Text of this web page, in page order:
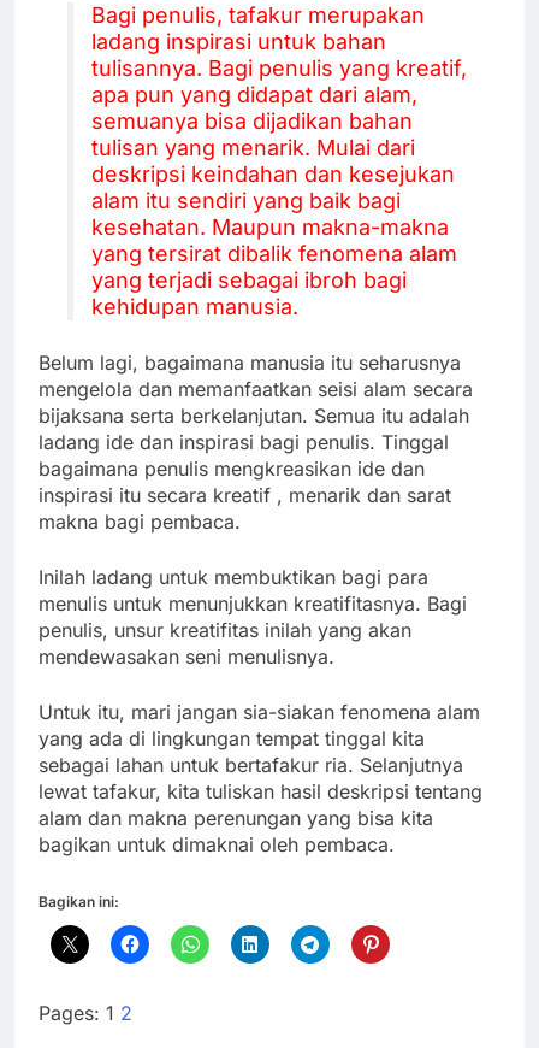
Bagi penulis, tafakur merupakan
ladang inspirasi untuk bahan
tulisannya. Bagi penulis yang kreatif,
apa pun yang didapat dari alam,
semuanya bisa dijadikan bahan
tulisan yang menarik. Mulai dari
deskripsi keindahan dan kesejukan
alam itu sendiri yang baik bagi
kesehatan. Maupun makna-makna
yang tersirat dibalik fenomena alam
yang terjadi sebagai ibroh bagi
kehidupan manusia.
Belum lagi, bagaimana manusia itu seharusnya
mengelola dan memanfaatkan seisi alam secara
bijaksana serta berkelanjutan. Semua itu adalah
ladang ide dan inspirasi bagi penulis. Tinggal
bagaimana penulis mengkreasikan ide dan
inspirasi itu secara kreatif , menarik dan sarat
makna bagi pembaca.
Inilah ladang untuk membuktikan bagi para
menulis untuk menunjukkan kreatifitasnya. Bagi
penulis, unsur kreatifitas inilah yang akan
mendewasakan seni menulisnya.
Untuk itu, mari jangan sia-siakan fenomena alam
yang ada di lingkungan tempat tinggal kita
sebagai lahan untuk bertafakur ria. Selanjutnya
lewat tafakur, kita tuliskan hasil deskripsi tentang
alam dan makna perenungan yang bisa kita
bagikan untuk dimaknai oleh pembaca.
Bagikan ini:
Pages: 1 2